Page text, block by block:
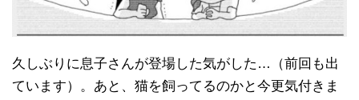
久しぶりに息子さんが登場した気がした…（前回も出
ています）。あと、猫を飼ってるのかと今更気付きま